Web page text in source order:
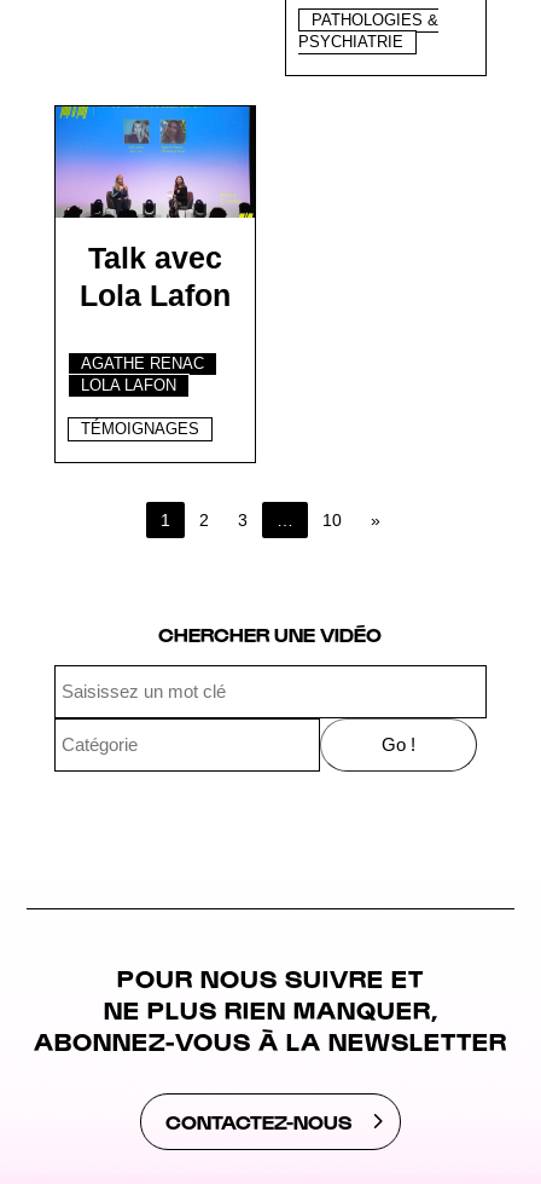
PATHOLOGIES &
PSYCHIATRIE
Talk avec
Lola Lafon
AGATHE RENAC
LOLA LAFON
TÉMOIGNAGES
1 2 3 … 10 »
CHERCHER UNE VIDÉO
POUR NOUS SUIVRE ET
NE PLUS RIEN MANQUER,
ABONNEZ-VOUS À LA NEWSLETTER
CONTACTEZ-NOUS